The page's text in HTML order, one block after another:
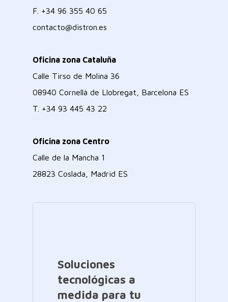
F. +34 96 355 40 65
contacto@distron.es
Oficina zona Cataluña
Calle Tirso de Molina 36
08940 Cornellà de Llobregat, Barcelona ES
T. +34 93 445 43 22
Oficina zona Centro
Calle de la Mancha 1
28823 Coslada, Madrid ES
Soluciones
tecnológicas a
medida para tu